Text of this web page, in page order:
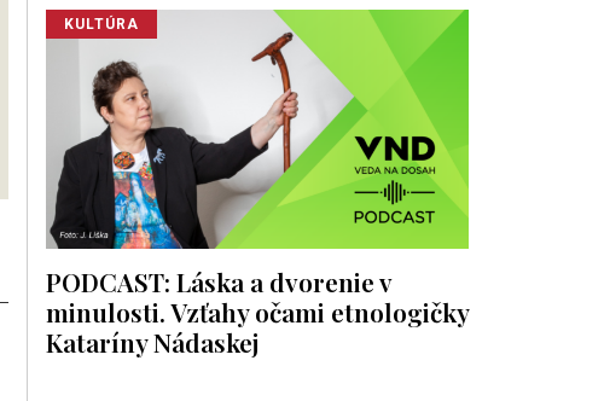
KULTÚRA
PODCAST: Láska a dvorenie v
minulosti. Vzťahy očami etnologičky
Kataríny Nádaskej